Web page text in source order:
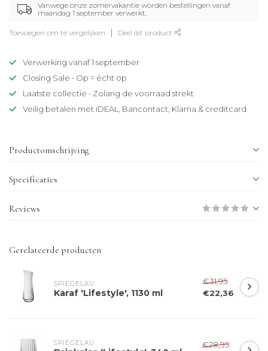
Vanwege onze zomervakantie worden bestellingen vanaf
maandag 1 september verwerkt.
Toevoegen om te vergelijken Deel dit product
Verwerking vanaf 1 september
Closing Sale • Op = écht op
Laatste collectie • Zolang de voorraad strekt
Veilig betalen met iDEAL, Bancontact, Klarna & creditcard
Productomschrijving
Specificaties
Reviews
Gerelateerde producten
SPIEGELAU
Karaf 'Lifestyle', 1130 ml
€31,95
€22,36
SPIEGELAU
€28,95